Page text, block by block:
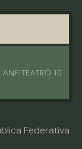
ANFITEATRO 10
Federativa